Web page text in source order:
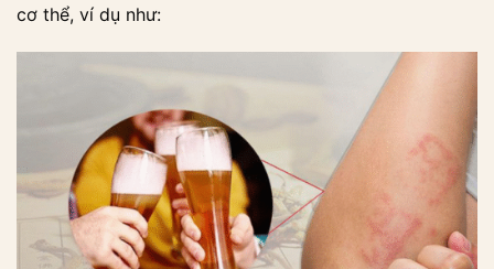
cơ thể, ví dụ như: